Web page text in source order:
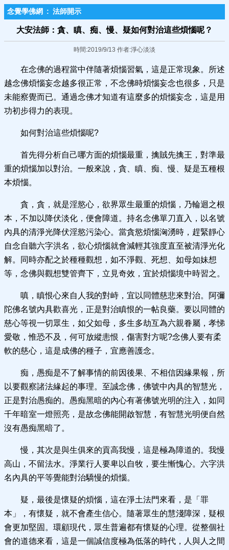
念覺學佛網 : 法師開示
大安法師：貪、瞋、痴、慢、疑如何對治這些煩惱呢？
時間:2019/9/13 作者:淨心淡淡
在念佛的過程當中伴隨著煩惱習氣，這是正常現象。所述
越念佛煩惱妄念越多很正常，不念佛時煩惱妄念也很多，只是
未能察覺而已。通過念佛才知道有這麼多的煩惱妄念，這是用
功初步得力的表現。
如何對治這些煩惱呢?
首先得分析自己哪方面的煩惱最重，擒賊先擒王，對準最
重的煩惱加以對治。一般來說，貪、瞋、痴、慢、疑是五種根
本煩惱。
貪，貪，就是淫慾心，欲界眾生最重的煩惱，乃輪迴之根
本，不加以降伏淡化，便會障道。持名念佛單刀直入，以名號
內具的清淨光降伏淫慾污染心。當貪慾煩惱洶湧時，趕緊靜心
自念自聽六字洪名，欲心煩惱就會減輕其強度直至被清淨光化
解。同時亦配之於種種觀想，如不淨觀、死想、如母如妹想
等，念佛與觀想雙管齊下，立見奇效，宜於煩惱境中時習之。
嗔，瞋恨心來自人我的對峙，宜以同體慈悲來對治。阿彌
陀佛名號內具歡喜光，正是對治瞋恨的一帖良藥。要以同體的
慈心等視一切眾生，如父如母，多生多劫互為六親眷屬，孝悌
愛敬，惟恐不及，何可放縱恚恨，傷害對方呢?念佛人要有柔
軟的慈心，這是成佛的種子，宜應善護念。
痴，愚痴是不了解事情的前因後果、不相信因緣果報，所
以要觀察諸法緣起的事理。至誠念佛，佛號中內具的智慧光，
正是對治愚痴的。愚痴黑暗的內心有著佛號光明的注入，如同
千年暗室一燈照亮，是故念佛能開啟智慧，有智慧光明便自然
沒有愚痴黑暗了。
慢，其次是與生俱來的貢高我慢，這是極為障道的。我慢
高山，不留法水。淨業行人要卑以自牧，要生慚愧心。六字洪
名內具的平等覺能對治驕慢的煩惱。
疑，最後是懷疑的煩惱，這在淨土法門來看，是「罪
本」，有懷疑，就不會產生信心。隨著眾生的慧淺障深，疑根
會更加堅固。環顧現代，眾生普遍都有懷疑的心理。從整個社
會的道德來看，這是一個誠信度極為低落的時代，人與人之間